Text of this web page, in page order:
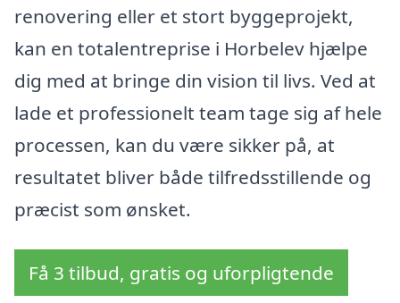
renovering eller et stort byggeprojekt,
kan en totalentreprise i Horbelev hjælpe
dig med at bringe din vision til livs. Ved at
lade et professionelt team tage sig af hele
processen, kan du være sikker på, at
resultatet bliver både tilfredsstillende og
præcist som ønsket.
Få 3 tilbud, gratis og uforpligtende